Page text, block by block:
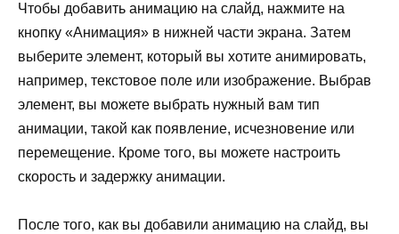
Чтобы добавить анимацию на слайд, нажмите на
кнопку «Анимация» в нижней части экрана. Затем
выберите элемент, который вы хотите анимировать,
например, текстовое поле или изображение. Выбрав
элемент, вы можете выбрать нужный вам тип
анимации, такой как появление, исчезновение или
перемещение. Кроме того, вы можете настроить
скорость и задержку анимации.
После того, как вы добавили анимацию на слайд, вы